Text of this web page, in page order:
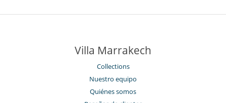
Villa Marrakech
Collections
Nuestro equipo
Quiénes somos